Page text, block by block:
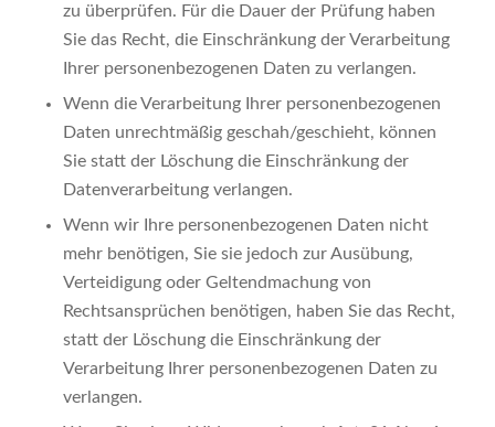
zu überprüfen. Für die Dauer der Prüfung haben
Sie das Recht, die Einschränkung der Verarbeitung
Ihrer personenbezogenen Daten zu verlangen.
Wenn die Verarbeitung Ihrer personenbezogenen
Daten unrechtmäßig geschah/geschieht, können
Sie statt der Löschung die Einschränkung der
Datenverarbeitung verlangen.
Wenn wir Ihre personenbezogenen Daten nicht
mehr benötigen, Sie sie jedoch zur Ausübung,
Verteidigung oder Geltendmachung von
Rechtsansprüchen benötigen, haben Sie das Recht,
statt der Löschung die Einschränkung der
Verarbeitung Ihrer personenbezogenen Daten zu
verlangen.